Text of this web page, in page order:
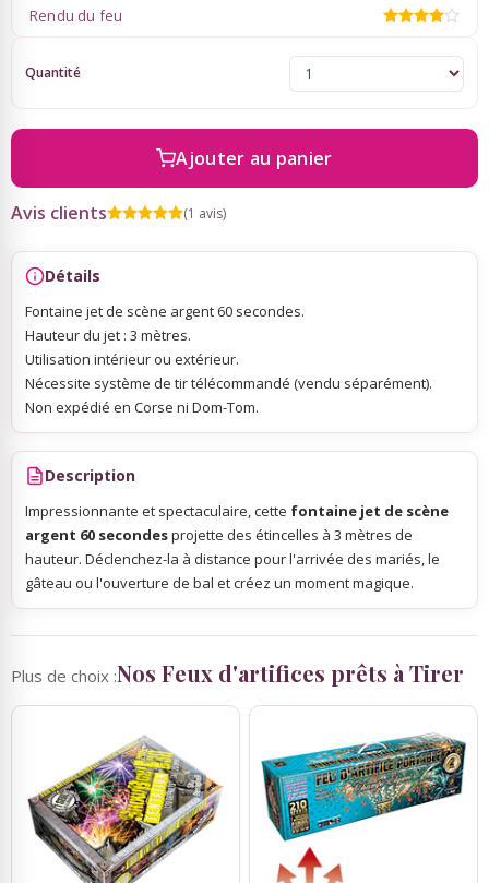
Scrapbooking, Loisirs Créatifs
Rendu du feu
Quantité
Ajouter au panier
Avis clients (1 avis)
Détails
Fontaine jet de scène argent 60 secondes.
Hauteur du jet : 3 mètres.
Utilisation intérieur ou extérieur.
Nécessite système de tir télécommandé (vendu séparément).
Non expédié en Corse ni Dom-Tom.
Description
Impressionnante et spectaculaire, cette fontaine jet de scène
argent 60 secondesprojette des étincelles à 3 mètres de
hauteur. Déclenchez-la à distance pour l'arrivée des mariés, le
gâteau ou l'ouverture de bal et créez un moment magique.
Plus de choix :Nos Feux d'artifices prêts à Tirer